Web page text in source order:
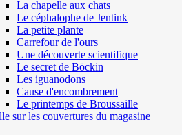
La chapelle aux chats
Le céphalophe de Jentink
La petite plante
Carrefour de l'ours
Une découverte scientifique
Le secret de Böckin
Les iguanodons
Cause d'encombrement
Le printemps de Broussaille
sur les couvertures du magasine